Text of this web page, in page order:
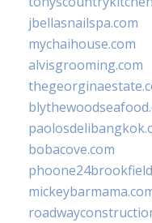
jbellasnailspa.com
mychaihouse.com
alvisgrooming.com
bobacove.com